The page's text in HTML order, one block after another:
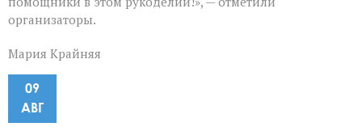
организаторы.
Мария Крайняя
09
АВГ